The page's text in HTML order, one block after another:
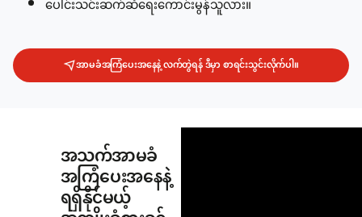
ပေါင်းသင်းဆက်ဆံရေးကောင်းမွန်သူလား။
အာမခံအကြံပေးအနေနဲ့ လက်တွဲရန် ဒီမှာ စာရင်းသွင်းလိုက်ပါ။
အသက်အာမခံ
အကြံပေးအနေနဲ့
ရရှိနိုင်မယ့်